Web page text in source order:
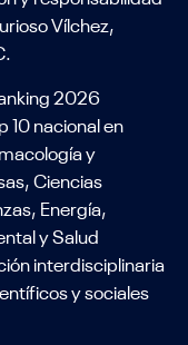
Vílchez,
2026
10 nacional en
y
Ciencias
Energía,
y Salud
interdisciplinaria
y sociales